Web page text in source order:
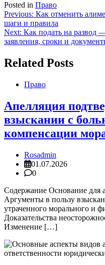
Posted in Право
Навигация
по
записям
Previous: Как отменить
шаги и правила
Next: Как подать на развод
заявления, сроки и
Related Posts
Право
Апелляция
взыскании с
компенсации
Rosadmin
01.07.2026
0
Содержание Основание для
Аргументы в пользу
утраченного морального и
Доказательства
Изменение […]